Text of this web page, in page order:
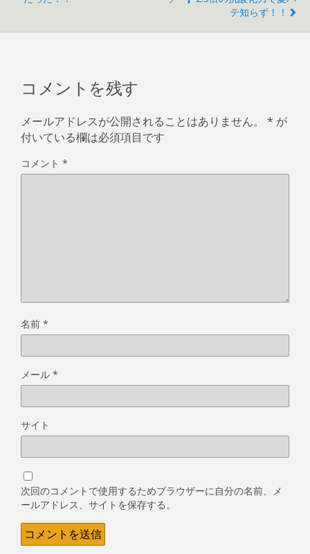
テ知らず！！
コメントを残す
メールアドレスが公開されることはありません。 * が
付いている欄は必須項目です
コメント *
名前 *
メール *
サイト
次回のコメントで使用するためブラウザーに自分の名前、メ
ールアドレス、サイトを保存する。